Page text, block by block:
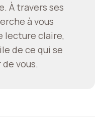
À travers ses
à vous
lecture claire,
de ce qui se
vous.